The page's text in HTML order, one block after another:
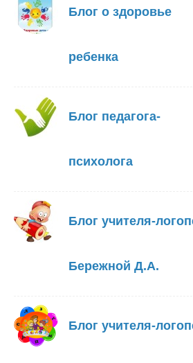
Блог о здоровье
ребенка
Блог педагога-
психолога
Блог учителя-
Бережной Д.А.
Блог учителя-